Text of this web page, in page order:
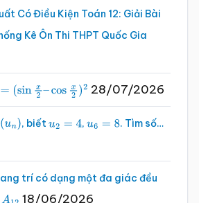
Có Điều Kiện Toán 12: Giải Bài
Kê Ôn Thi THPT Quốc Gia
(sinx2 –cosx2 )2 28/07/2026
(un), biếtu2 =4 , u6 =8 . Tìm số…
trí có dạng một đa giác đều
18/06/2026